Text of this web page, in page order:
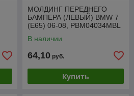
МОЛДИНГ ПЕРЕДНЕГО
БАМПЕРА (ЛЕВЫЙ) BMW 7
(E65) 06-08, PBM04034MBL
В наличии
64,10 руб.
Купить